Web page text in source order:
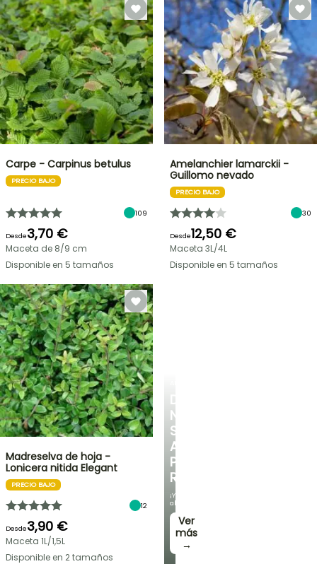
DESCUBRE
NUESTRA
SELECCIÓN
A
PRECIOS
REDUCIDOS
¡Y
ahorra!
Ver
más
→
Carpe - Carpinus betulus
PRECIO BAJO
109
Desde3,70 €
Maceta de 8/9 cm
Disponible en 5 tamaños
Amelanchier lamarckii -
Guillomo nevado
PRECIO BAJO
30
Desde12,50 €
Maceta 3L/4L
Disponible en 5 tamaños
Madreselva de hoja -
Lonicera nitida Elegant
PRECIO BAJO
12
Desde3,90 €
Maceta 1L/1,5L
Disponible en 2 tamaños